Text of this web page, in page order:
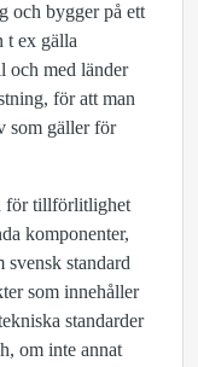
och bygger på ett
t ex gälla
och med länder
för att man
som gäller för
för tillförlitlighet
komponenter,
standard
som innehåller
standarder
om inte annat